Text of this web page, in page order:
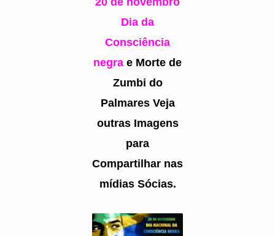
Dia da
Consciência
negra e Morte de
Zumbi do
Palmares Veja
outras Imagens
para
Compartilhar nas
mídias Sócias.